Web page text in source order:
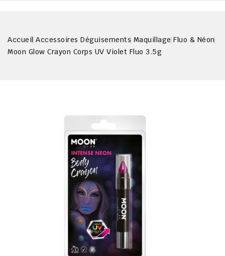
Accueil Accessoires Déguisements Maquillage Fluo & Néon
Moon Glow Crayon Corps UV Violet Fluo 3.5g